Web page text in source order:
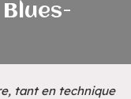
tant en technique